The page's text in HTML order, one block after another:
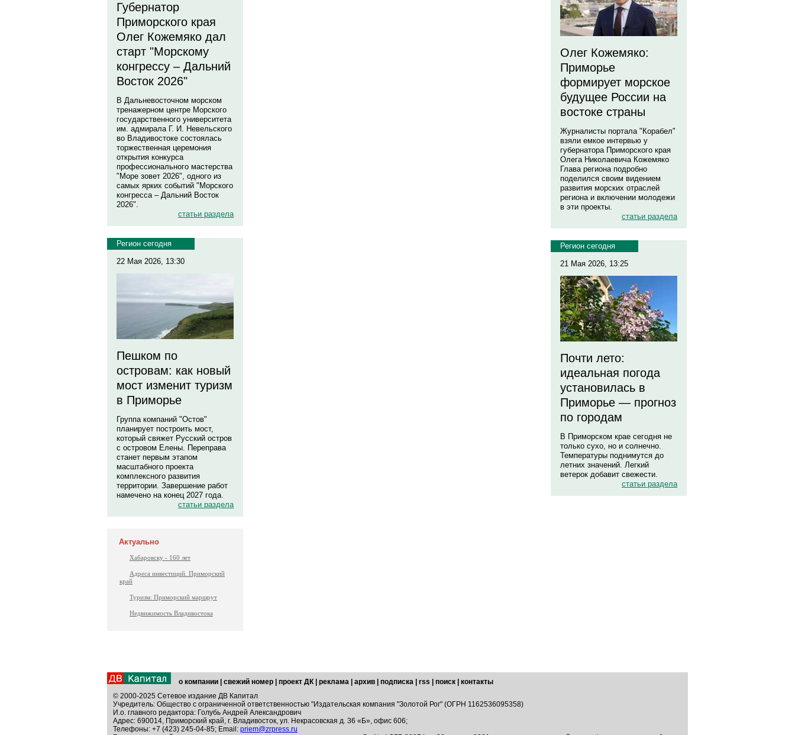
Губернатор
Приморского края
Олег Кожемяко дал
старт "Морскому
конгрессу – Дальний
Восток 2026"
В Дальневосточном морском
тренажерном центре Морского
государственного университета
им. адмирала Г. И. Невельского
во Владивостоке состоялась
торжественная церемония
открытия конкурса
профессионального мастерства
"Море зовет 2026", одного из
самых ярких событий "Морского
конгресса – Дальний Восток
2026".
статьи раздела
Регион сегодня
22 Мая 2026, 13:30
Пешком по
островам: как новый
мост изменит туризм
в Приморье
Группа компаний "Остов"
планирует построить мост,
который свяжет Русский остров
с островом Елены. Переправа
станет первым этапом
масштабного проекта
комплексного развития
территории. Завершение работ
намечено на конец 2027 года.
статьи раздела
Актуально
Хабаровску - 160 лет
Адреса инвестиций. Приморский
край
Туризм: Приморский маршрут
Недвижимость Владивостока
Олег Кожемяко:
Приморье
формирует морское
будущее России на
востоке страны
Журналисты портала "Корабел"
взяли емкое интервью у
губернатора Приморского края
Олега Николаевича Кожемяко
Глава региона подробно
поделился своим видением
развития морских отраслей
региона и включении молодежи
в эти проекты.
статьи раздела
Регион сегодня
21 Мая 2026, 13:25
Почти лето:
идеальная погода
установилась в
Приморье — прогноз
по городам
В Приморском крае сегодня не
только сухо, но и солнечно.
Температуры поднимутся до
летних значений. Легкий
ветерок добавит свежести.
статьи раздела
о компании свежий номер проект ДК реклама архив подписка rss поиск
контакты
© 2000-2025 Сетевое издание ДВ Капитал
Учредитель: Общество с ограниченной ответственностью "Издательская компания "Золотой Рог" (ОГРН 1162536095358)
И.о. главного редактора: Голубь Андрей Александрович
Адрес: 690014, Приморский край, г. Владивосток, ул. Некрасовская д. 36 «Б», офис 606;
Телефоны: +7 (423) 245-04-85; Email: priem@zrpress.ru